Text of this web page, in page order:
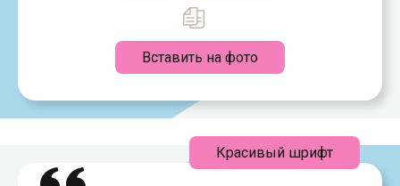
Вставить на фото
Красивый шрифт